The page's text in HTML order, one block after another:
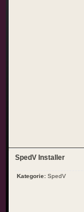
SpedV Installer
Kategorie: SpedV